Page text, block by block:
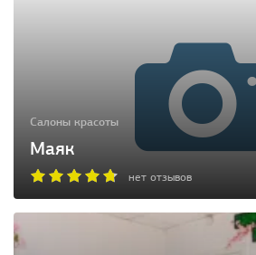
Салоны красоты
Маяк
нет отзывов